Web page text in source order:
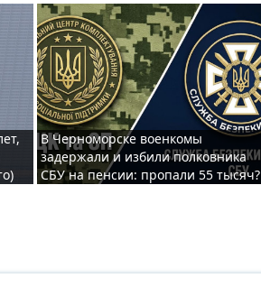
В Черноморске военкомы
задержали и избили полковника
СБУ на пенсии: пропали 55 тысяч?